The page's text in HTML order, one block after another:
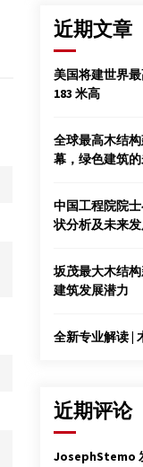
2013年4月29日
区
宝马外墙挂板的安装方法
2013年12月26日
苏州远腾建材有限公司
2012年6月13日
近期文章
美国将建世界最
183 米高
全球最高木结
幕，绿色建筑的
中国工程院院
状分析及未来
坂茂最大木结
建筑发展潜力
全新专业解读 |
近期评论
JosephStemo